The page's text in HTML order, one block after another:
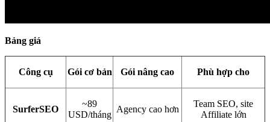
Bảng giá
Công cụ Gói cơ bản Gói nâng cao Phù hợp cho
SurferSEO
~89
USD/tháng
Agency cao hơn
Team SEO, site
Affiliate lớn